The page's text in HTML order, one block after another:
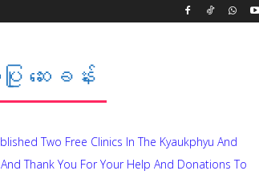
ဆေးခန်း
Two Free Clinics In The Kyaukphyu And
Thank You For Your Help And Donations To